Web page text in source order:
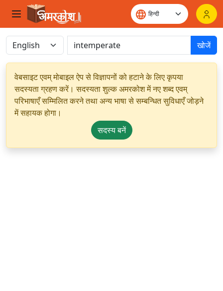
खोजें
वेबसाइट एवम् मोबाइल ऐप से विज्ञापनों को हटाने के लिए कृपया
सदस्यता ग्रहण करें। सदस्यता शुल्क अमरकोश में नए शब्द एवम्
परिभाषाएँ सम्मिलित करने तथा अन्य भाषा से सम्बन्धित सुविधाएँ जोड़ने
में सहायक होगा।
सदस्य बनें